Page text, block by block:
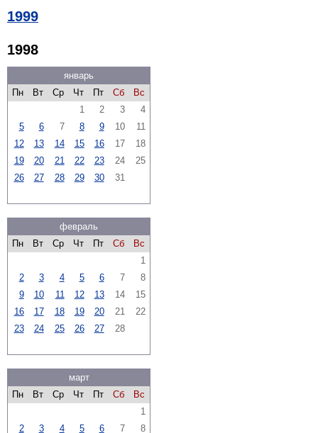
1999
1998
январь
Пн
Вт Ср Чт Пт Сб
Вс
1
2 3
4
5
6 7 8 9 10
11
12
13 14 15 16 17
18
19
20 21 22 23 24
25
26
27 28 29 30 31
февраль
Пн
Вт Ср Чт Пт Сб
Вс
1
2
3 4 5 6 7
8
9
10 11 12 13 14
15
16
17 18 19 20 21
22
23
24 25 26 27 28
март
Пн
Вт Ср Чт Пт Сб
Вс
1
2
3 4 5 6 7
8